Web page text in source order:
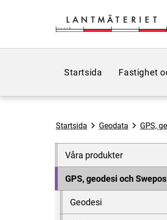
Startsida Fastighet
Startsida Geodata GPS,
Våra produkter
GPS, geodesi och Swepos
Geodesi